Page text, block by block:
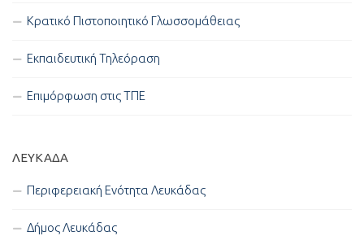
Κρατικό Πιστοποιητικό Γλωσσομάθειας
Εκπαιδευτική Τηλεόραση
Επιμόρφωση στις ΤΠΕ
ΛΕΥΚΑΔΑ
Περιφερειακή Ενότητα Λευκάδας
Δήμος Λευκάδας